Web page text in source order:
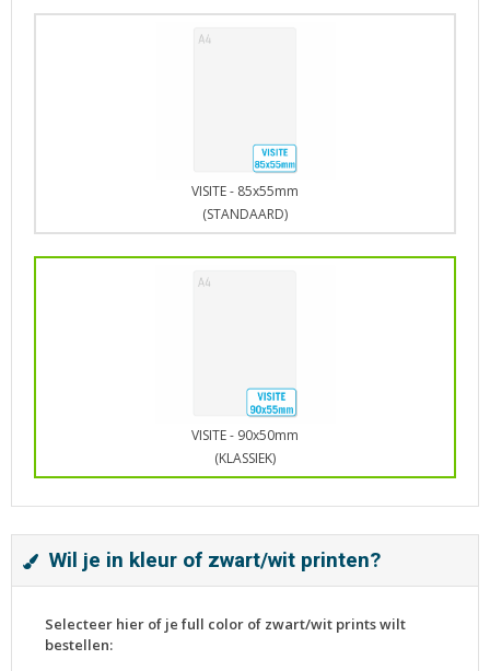
VISITE - 85x55mm
(STANDAARD)
VISITE - 90x50mm
(KLASSIEK)
Wil je in kleur of zwart/wit printen?
Selecteer hier of je full color of zwart/wit prints wilt
bestellen: